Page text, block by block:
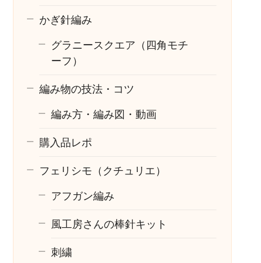
かぎ針編み
グラニースクエア（四角モチ
ーフ）
編み物の技法・コツ
編み方・編み図・動画
購入品レポ
フェリシモ（クチュリエ）
アフガン編み
風工房さんの棒針キット
刺繍